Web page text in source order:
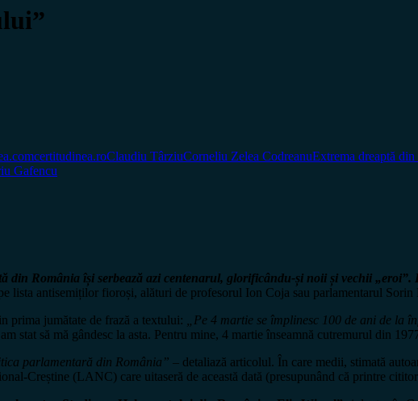
certitudinea.roClaudiu TârziuCorneliu Zelea CodreanuExtrema dreaptă din
Gafencu
din România își serbează azi centenarul, glorificându-și noii și vechii
lista antisemiților fioroși, alături de profesorul Ion Coja sau parlamentarul Sorin
prima jumătate de frază a textului:
„Pe 4 martie se împlinesc 100 de ani de
stat să mă gândesc la asta. Pentru mine, 4 martie înseamnă cutremurul din
parlamentară din România” – detaliază articolul. În care medii, stimată
Creștine (LANC) care uitaseră de această dată (presupunând că printre